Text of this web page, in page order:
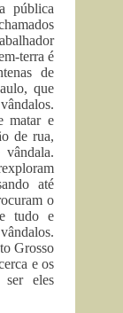
pública
terra é
de
que
matar e
de rua,
até
o
tudo e
Grosso
e os
ser eles